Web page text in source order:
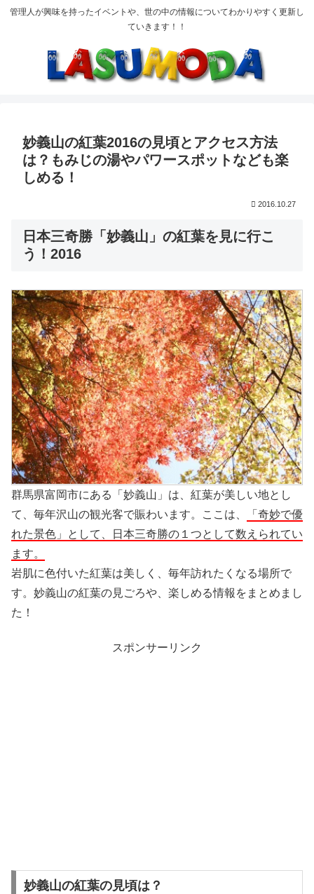
管理人が興味を持ったイベントや、世の中の情報についてわかりやすく更新し
ていきます！！
妙義山の紅葉2016の見頃とアクセス方法
は？もみじの湯やパワースポットなども楽
しめる！
2016.10.27
日本三奇勝「妙義山」の紅葉を見に行こ
う！2016
群馬県富岡市にある「妙義山」は、紅葉が美しい地とし
て、毎年沢山の観光客で賑わいます。ここは、
「奇妙で優
れた景色」として、日本三奇勝の１つとして数えられてい
ます。
岩肌に色付いた紅葉は美しく、毎年訪れたくなる場所で
す。妙義山の紅葉の見ごろや、楽しめる情報をまとめまし
た！
スポンサーリンク
妙義山の紅葉の見頃は？